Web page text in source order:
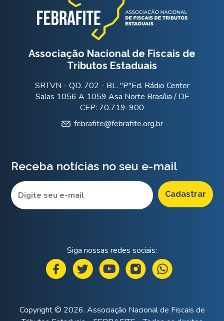
Associação Nacional de Fiscais de
Tributos Estaduais
SRTVN - QD. 702 - BL. "P"Ed. Rádio Center
Salas 1056 A 1059 Asa Norte Brasília / DF
CEP: 70.719-900
febrafite@febrafite.org.br
Receba notícias no seu e-mail
Siga nossas redes sociais:
Copyright © 2026. Associação Nacional de Fiscais de